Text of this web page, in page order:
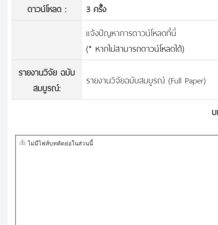
ดาวน์โหลด :
3 ครั้้ง
แจ้งปัญหาการดาวน์โหลดที่นี่
(* หากไม่สามารถดาวน์โหลดได้)
รายงานวิจัย ฉบับ
สมบูรณ์:
รายงานวิจัยฉบับสมบูรณ์ (Full Paper)